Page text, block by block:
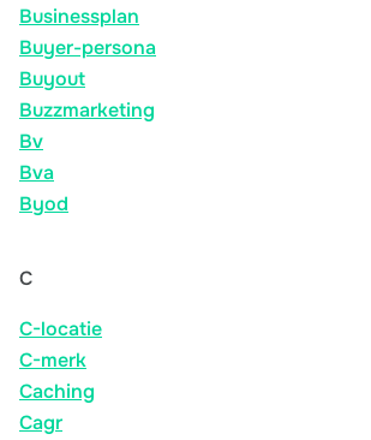
Businessplan
Buyer-persona
Buyout
Buzzmarketing
Bv
Bva
Byod
C
C-locatie
C-merk
Caching
Cagr